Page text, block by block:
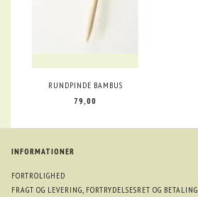
RUNDPINDE BAMBUS
79,00
INFORMATIONER
FORTROLIGHED
FRAGT OG LEVERING, FORTRYDELSESRET OG BETALING